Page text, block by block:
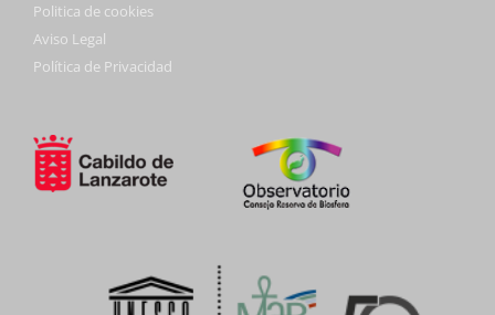
Politica de cookies
Aviso Legal
Política de Privacidad